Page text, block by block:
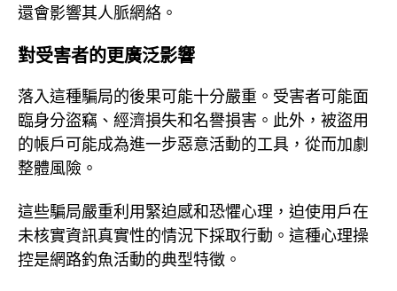
還會影響其人脈網絡。
對受害者的更廣泛影響
落入這種騙局的後果可能十分嚴重。受害者可能面
臨身分盜竊、經濟損失和名譽損害。此外，被盜用
的帳戶可能成為進一步惡意活動的工具，從而加劇
整體風險。
這些騙局嚴重利用緊迫感和恐懼心理，迫使用戶在
未核實資訊真實性的情況下採取行動。這種心理操
控是網路釣魚活動的典型特徵。